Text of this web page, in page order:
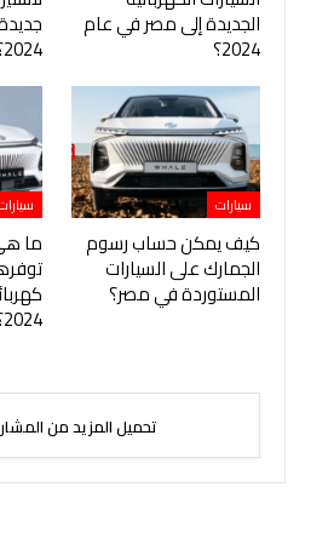
الجديدة إلى مصر في عام
2024؟ 2024؟
سيارات
كيف يمكن حساب رسوم
الجمارك على السيارات
المستوردة في مصر؟
ما
2024؟
تحميل المزيد من